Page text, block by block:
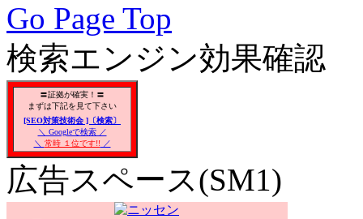
Go Page Top
検索エンジン効果確認
〓証拠が確実！〓
まずは下記を見て下さい
[SEO対策技術会 ]〔検索〕
＼ Googleで検索 ／
＼ 常時 １位です!!／
広告スペース(SM1)